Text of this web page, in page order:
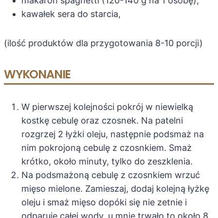
kawałek sera do starcia,
(ilość produktów dla przygotowania 8-10 porcji)
WYKONANIE
W pierwszej kolejności pokrój w niewielką
kostkę cebulę oraz czosnek. Na patelni
rozgrzej 2 łyżki oleju, następnie podsmaż na
nim pokrojoną cebulę z czosnkiem. Smaż
krótko, około minuty, tylko do zeszklenia.
Na podsmażoną cebulę z czosnkiem wrzuć
mięso mielone. Zamieszaj, dodaj kolejną łyżkę
oleju i smaż mięso dopóki się nie zetnie i